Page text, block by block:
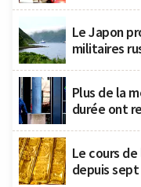
Le Japon
militaires
Plus de la
durée ont
Le cours
depuis